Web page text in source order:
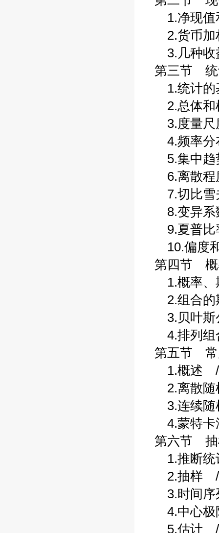
1.净现值
2.货币加
3.几种收
第三节 统
1.统计的
2.总体
3.度量
4.频率分
5.集中趋
6.离散程
7.切比雪
8.变异
9.夏普
10.偏度
第四节 概
1.概率、
2.组合的
3.贝叶
4.排列
第五节 常
1.概述 /
2.离散随
3.连续随
4.蒙特卡
第六节
1.推断
2.抽样 /
3.时间序
4.中心极
5.估计 /